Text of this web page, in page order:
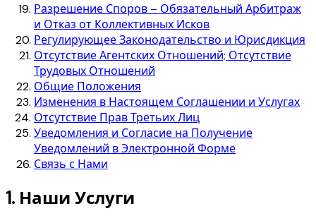
Разрешение Споров – Обязательный Арбитраж
и Отказ от Коллективных Исков
Регулирующее Законодательство и Юрисдикция
Отсутствие Агентских Отношений; Отсутствие
Трудовых Отношений
Общие Положения
Изменения в Настоящем Соглашении и Услугах
Отсутствие Прав Третьих Лиц
Уведомления и Согласие на Получение
Уведомлений в Электронной Форме
Связь с Нами
1. Наши Услуги